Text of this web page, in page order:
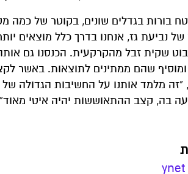
בורות בגדלים שונים, בקוטר של
נביעת גז, אנחנו בדרך כלל מוצאים
שקית זבל מהקרקעית. הכנסנו גם
שהם ממתינים לתוצאות. באשר
מלמד אותנו על החשיבות הגדולה
בה, קצב ההתאוששות יהיה איטי
ynet